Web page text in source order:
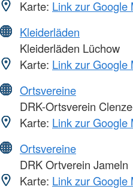
Karte: Link zur Google
Kleiderläden
Kleiderläden Lüchow
Karte: Link zur Google
Ortsvereine
DRK-Ortsverein
Karte: Link zur Google
Ortsvereine
DRK Ortverein Jameln
Karte: Link zur Google